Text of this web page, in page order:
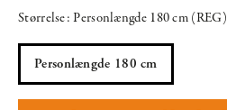
Størrelse: Personlængde 180 cm (REG)
Personlængde 180 cm